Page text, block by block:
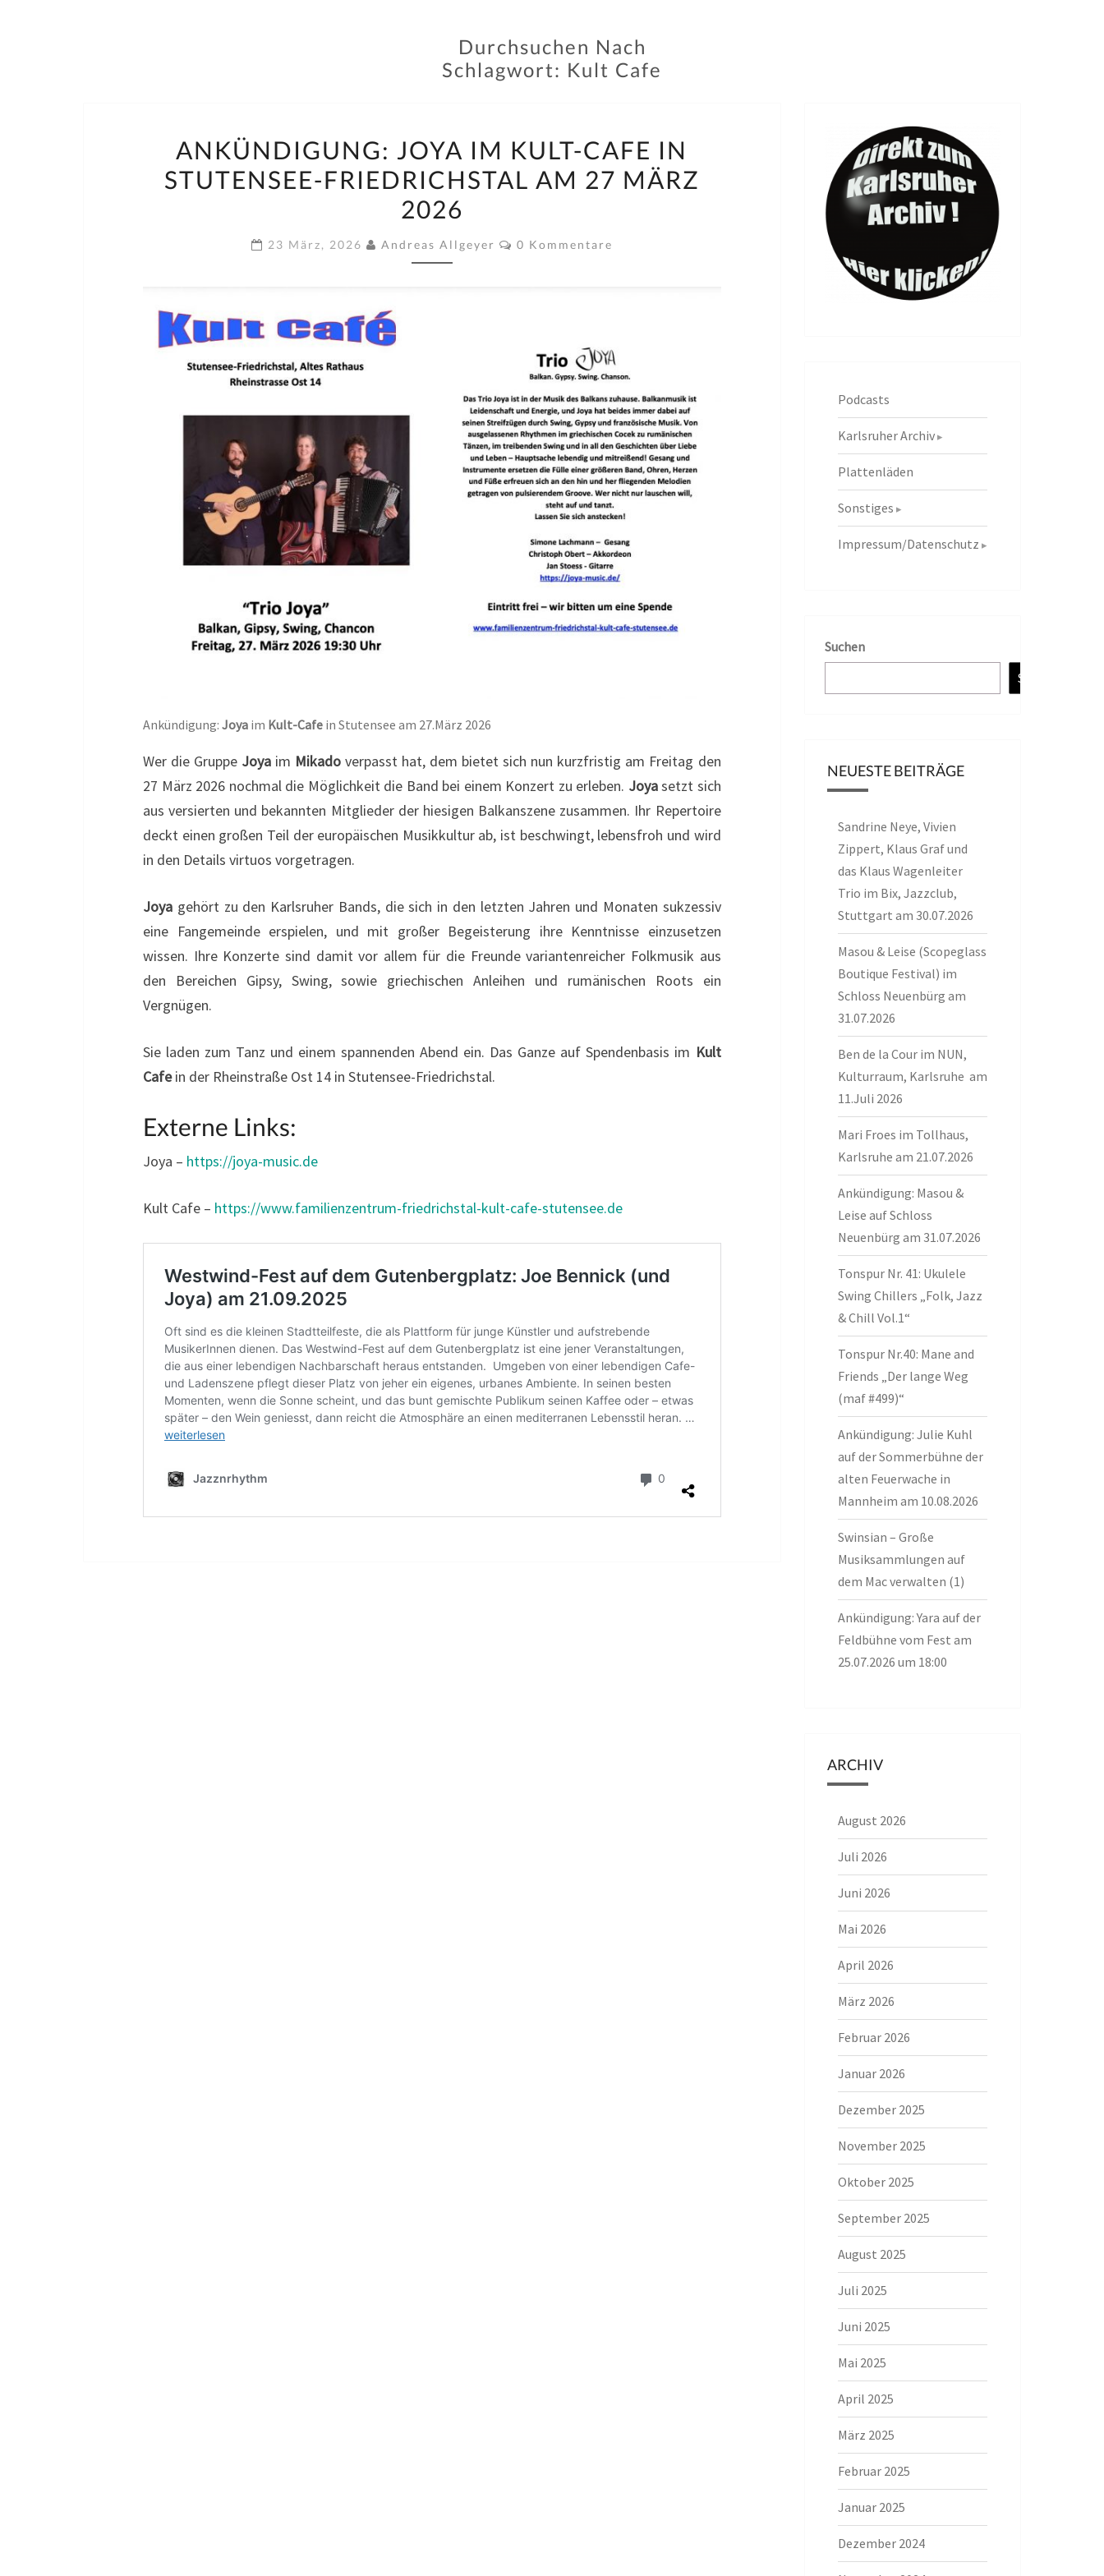
Durchsuchen Nach
Schlagwort: Kult Cafe
JOYA
IM
KULT-
IN
2026
ANKÜNDIGUNG: JOYA IM KULT-CAFE IN
STUTENSEE-FRIEDRICHSTAL AM 27 MÄRZ
2026
23 März, 2026 Andreas Allgeyer Kommentare
0 Kommentare
Ankündigung: Joya im Kult-Cafe in Stutensee am 27.März 2026
Wer die Gruppe Joya im Mikado verpasst hat, dem bietet sich nun kurzfristig am Freitag den
27 März 2026 nochmal die Möglichkeit die Band bei einem Konzert zu erleben. Joyasetzt sich
aus versierten und bekannten Mitglieder der hiesigen Balkanszene zusammen. Ihr Repertoire
deckt einen großen Teil der europäischen Musikkultur ab, ist beschwingt, lebensfroh und wird
in den Details virtuos vorgetragen.
Joya gehört zu den Karlsruher Bands, die sich in den letzten Jahren und Monaten sukzessiv
eine Fangemeinde erspielen, und mit großer Begeisterung ihre Kenntnisse einzusetzen
wissen. Ihre Konzerte sind damit vor allem für die Freunde variantenreicher Folkmusik aus
den Bereichen Gipsy, Swing, sowie griechischen Anleihen und rumänischen Roots ein
Vergnügen.
Sie laden zum Tanz und einem spannenden Abend ein. Das Ganze auf Spendenbasis im Kult
Cafein der Rheinstraße Ost 14 in Stutensee-Friedrichstal.
Externe Links:
Joya – https://joya-music.de
Kult Cafe – https://www.familienzentrum-friedrichstal-kult-cafe-stutensee.de
Podcasts
Karlsruher Archiv
Plattenläden
Sonstiges
Impressum/Datenschutz
Suchen
Suchen
NEUESTE BEITRÄGE
Sandrine Neye, Vivien
Zippert, Klaus Graf und
das Klaus Wagenleiter
Trio im Bix, Jazzclub,
Stuttgart am 30.07.2026
Masou & Leise (Scopeglass
Boutique Festival) im
Schloss Neuenbürg am
31.07.2026
Ben de la Cour im NUN,
Kulturraum, Karlsruhe am
11.Juli 2026
Mari Froes im Tollhaus,
Karlsruhe am 21.07.2026
Ankündigung: Masou &
Leise auf Schloss
Neuenbürg am 31.07.2026
Tonspur Nr. 41: Ukulele
Swing Chillers „Folk, Jazz
& Chill Vol.1“
Tonspur Nr.40: Mane and
Friends „Der lange Weg
(maf #499)“
Ankündigung: Julie Kuhl
auf der Sommerbühne der
alten Feuerwache in
Mannheim am 10.08.2026
Swinsian – Große
Musiksammlungen auf
dem Mac verwalten (1)
Ankündigung: Yara auf der
Feldbühne vom Fest am
25.07.2026 um 18:00
ARCHIV
August 2026
Juli 2026
Juni 2026
Mai 2026
April 2026
März 2026
Februar 2026
Januar 2026
Dezember 2025
November 2025
Oktober 2025
September 2025
August 2025
Juli 2025
Juni 2025
Mai 2025
April 2025
März 2025
Februar 2025
Januar 2025
Dezember 2024